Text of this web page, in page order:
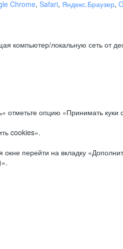
Chrome, Safari, Яндекс.Браузер,
локальную сеть от
опцию «Принимать куки
cookies».
перейти на вкладку